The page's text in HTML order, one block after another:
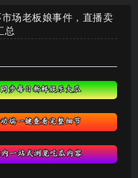
场老板娘事件，直播卖
总